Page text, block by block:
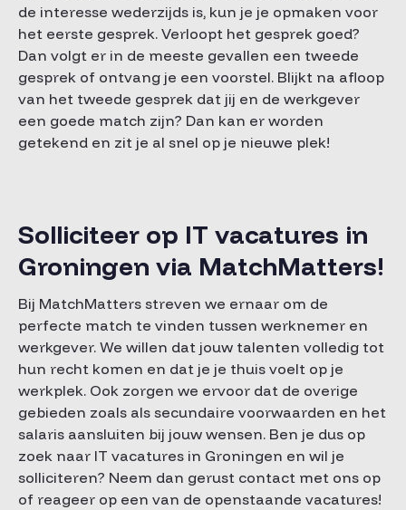
de interesse wederzijds is, kun je je opmaken voor
het eerste gesprek. Verloopt het gesprek goed?
Dan volgt er in de meeste gevallen een tweede
gesprek of ontvang je een voorstel. Blijkt na afloop
van het tweede gesprek dat jij en de werkgever
een goede match zijn? Dan kan er worden
getekend en zit je al snel op je nieuwe plek!
Solliciteer op IT vacatures in
Groningen via MatchMatters!
Bij MatchMatters streven we ernaar om de
perfecte match te vinden tussen werknemer en
werkgever. We willen dat jouw talenten volledig tot
hun recht komen en dat je je thuis voelt op je
werkplek. Ook zorgen we ervoor dat de overige
gebieden zoals als secundaire voorwaarden en het
salaris aansluiten bij jouw wensen. Ben je dus op
zoek naar IT vacatures in Groningen en wil je
solliciteren? Neem dan gerust contact met ons op
of reageer op een van de openstaande vacatures!